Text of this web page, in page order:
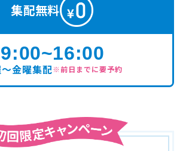
集配無料
9:00~16:00
金曜集配※前日までに要予約